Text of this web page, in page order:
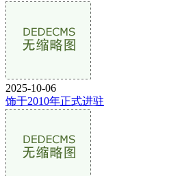
2025-10-06
饰于2010年正式进驻